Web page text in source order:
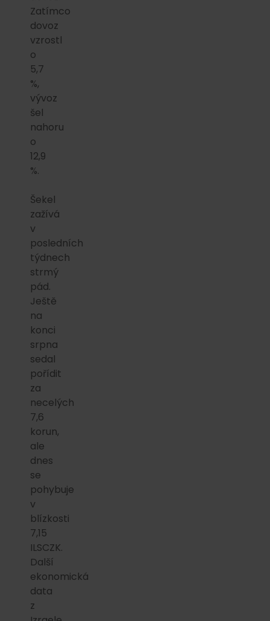
Zatímco
dovoz
vzrostl
o
5,7
%,
vývoz
šel
nahoru
o
12,9
%.
Šekel
zažívá
v
posledních
týdnech
strmý
pád.
Ještě
na
konci
srpna
sedal
pořídit
za
necelých
7,6
korun,
ale
dnes
se
pohybuje
v
blízkosti
7,15
ILSCZK.
Další
ekonomická
data
z